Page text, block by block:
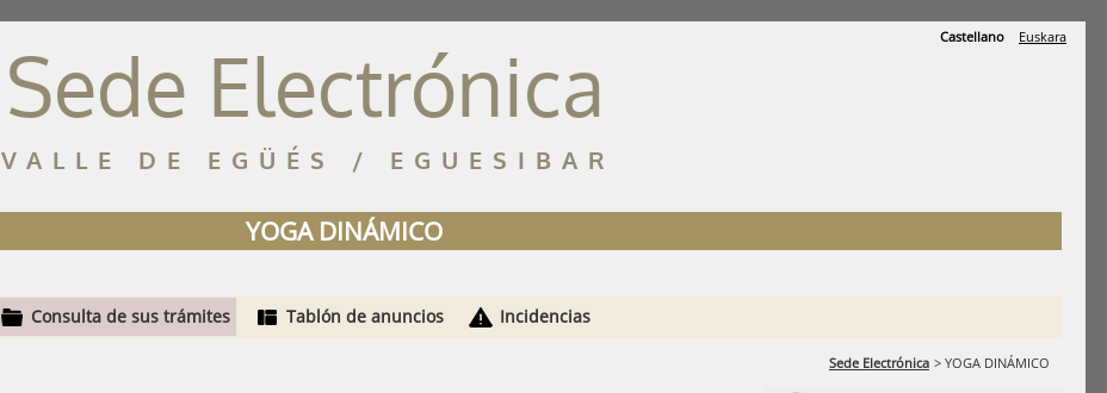
Castellano Euskara
Sede Electrónica
VALLE DE EGÜÉS / EGUESIBAR
YOGA DINÁMICO
Consulta de sus trámites Tablón de anuncios Incidencias
Sede Electrónica > YOGA DINÁMICO